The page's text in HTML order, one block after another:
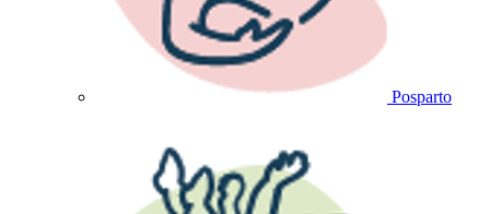
Posparto